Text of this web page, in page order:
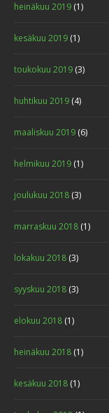
heinäkuu 2019 (1)
kesäkuu 2019 (1)
toukokuu 2019 (3)
huhtikuu 2019 (4)
maaliskuu 2019 (6)
helmikuu 2019 (1)
joulukuu 2018 (3)
marraskuu 2018 (1)
lokakuu 2018 (3)
syyskuu 2018 (3)
elokuu 2018 (1)
heinäkuu 2018 (1)
kesäkuu 2018 (1)